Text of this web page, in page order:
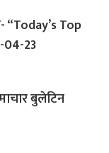
“Today’s Top
04-23
बुलेटिन